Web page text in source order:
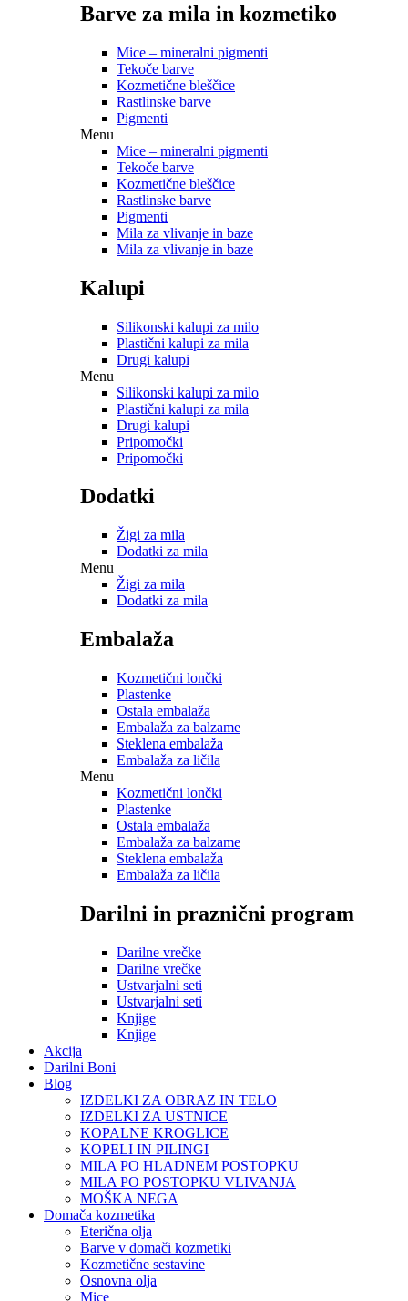
Barve za mila in kozmetiko
Mice – mineralni pigmenti
Tekoče barve
Kozmetične bleščice
Rastlinske barve
Pigmenti
Menu
Mice – mineralni pigmenti
Tekoče barve
Kozmetične bleščice
Rastlinske barve
Pigmenti
Mila za vlivanje in baze
Mila za vlivanje in baze
Kalupi
Silikonski kalupi za milo
Plastični kalupi za mila
Drugi kalupi
Menu
Silikonski kalupi za milo
Plastični kalupi za mila
Drugi kalupi
Pripomočki
Pripomočki
Dodatki
Žigi za mila
Dodatki za mila
Menu
Žigi za mila
Dodatki za mila
Embalaža
Kozmetični lončki
Plastenke
Ostala embalaža
Embalaža za balzame
Steklena embalaža
Embalaža za ličila
Menu
Kozmetični lončki
Plastenke
Ostala embalaža
Embalaža za balzame
Steklena embalaža
Embalaža za ličila
Darilni in praznični program
Darilne vrečke
Darilne vrečke
Ustvarjalni seti
Ustvarjalni seti
Knjige
Knjige
Akcija
Darilni Boni
Blog
IZDELKI ZA OBRAZ IN TELO
IZDELKI ZA USTNICE
KOPALNE KROGLICE
KOPELI IN PILINGI
MILA PO HLADNEM POSTOPKU
MILA PO POSTOPKU VLIVANJA
MOŠKA NEGA
Domača kozmetika
Eterična olja
Barve v domači kozmetiki
Kozmetične sestavine
Osnovna olja
Mice